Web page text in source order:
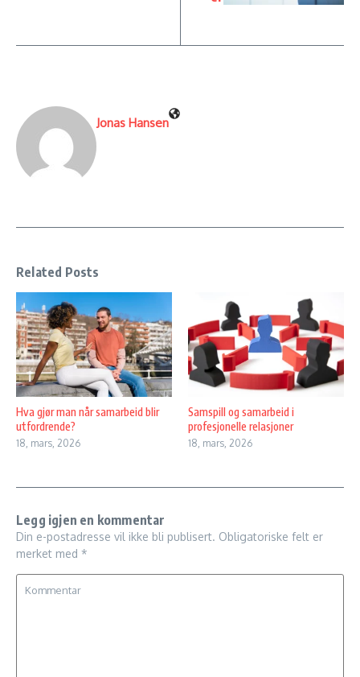
Jonas Hansen
Related Posts
Hva gjør man når samarbeid blir
utfordrende?
18, mars, 2026
Samspill og samarbeid i
profesjonelle relasjoner
18, mars, 2026
Legg igjen en kommentar
Din e-postadresse vil ikke bli publisert. Obligatoriske felt er
merket med *